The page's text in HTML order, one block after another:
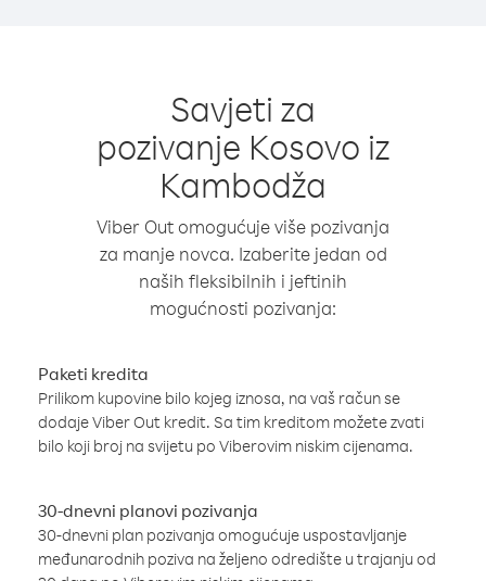
Savjeti za
pozivanje Kosovo iz
Kambodža
Viber Out omogućuje više pozivanja
za manje novca. Izaberite jedan od
naših fleksibilnih i jeftinih
mogućnosti pozivanja:
Paketi kredita
Prilikom kupovine bilo kojeg iznosa, na vaš račun se
dodaje Viber Out kredit. Sa tim kreditom možete zvati
bilo koji broj na svijetu po Viberovim niskim cijenama.
30-dnevni planovi pozivanja
30-dnevni plan pozivanja omogućuje uspostavljanje
međunarodnih poziva na željeno odredište u trajanju od